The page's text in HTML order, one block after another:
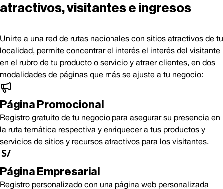
atractivos, visitantes e ingresos
Unirte a una red de rutas nacionales con sitios atractivos de tu
localidad, permite concentrar el interés el interés del visitante
en el rubro de tu producto o servicio y atraer clientes, en dos
modalidades de páginas que más se ajuste a tu negocio:
Página Promocional
Registro gratuito de tu negocio para asegurar su presencia en
la ruta temática respectiva y enriquecer a tus productos y
servicios de sitios y recursos atractivos para los visitantes.
S/
Página Empresarial
Registro personalizado con una página web personalizada